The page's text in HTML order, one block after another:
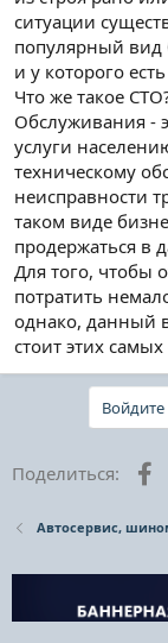
ситуации
популярный вид
и у которого
Что же такое
Обслуживания -
услуги
техническому
неисправности
таком виде
продержаться в
Для того, чтобы
потратить
однако, данный
стоит этих
Войдите
Поделиться:
Автосервис,